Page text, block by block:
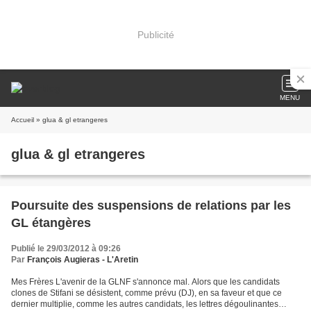
Publicité
MENU
Accueil » glua & gl etrangeres
glua & gl etrangeres
Poursuite des suspensions de relations par les
GL étangères
Publié le 29/03/2012 à 09:26
Par François Augieras - L'Aretin
Mes Frères L'avenir de la GLNF s'annonce mal. Alors que les candidats
clones de Stifani se désistent, comme prévu (DJ), en sa faveur et que ce
dernier multiplie, comme les autres candidats, les lettres dégoulinantes